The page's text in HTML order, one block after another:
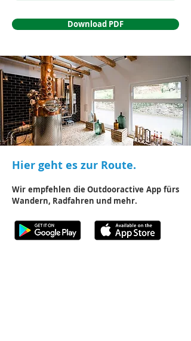
Download PDF
Hier geht es zur Route.
Wir empfehlen die Outdooractive App fürs
Wandern, Radfahren und mehr.